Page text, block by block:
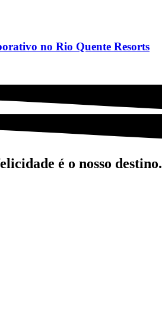
no Rio Quente Resorts
é o nosso destino.